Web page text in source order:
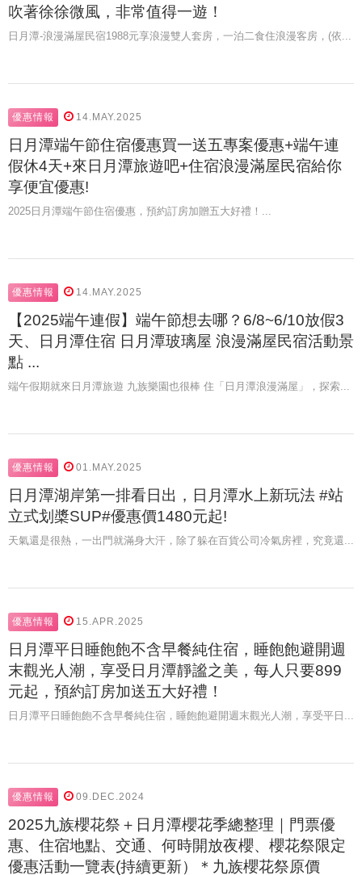
吹著徐徐微風，非常值得一遊！
日月潭-浪漫滿屋民宿1988元享浪漫雙人套房，一泊二食住浪漫客房，(依...
優惠情報 14.MAY.2025
日月潭端午節住宿優惠買一送五專案優惠+端午連
假休4天+來日月潭旅遊吧+住宿浪漫滿屋民宿給你
享便宜優惠!
2025日月潭端午節住宿優惠，預約訂房加贈五大好禮！...
優惠情報 14.MAY.2025
【2025端午連假】端午節想去哪？6/8~6/10放假3
天、日月潭住宿 日月潭玻璃屋 浪漫滿屋民宿活動景
點 ...
端午假期就來日月潭旅遊 九族樂園也很棒 住「日月潭浪漫滿屋」，探索...
優惠情報 01.MAY.2025
日月潭湖岸第一排看日出，日月潭水上新玩法 #站
立式划槳SUP#優惠價1480元起!
天氣還是很熱，一出門就滿身大汗，除了躲在百貨公司冷氣房裡，究竟還...
優惠情報 15.APR.2025
日月潭平日睡飽飽不含早餐純住宿，睡飽飽避開週
末觀光人潮，享受日月潭靜謐之美，每人只要899
元起，預約訂房加送五大好禮！
日月潭平日睡飽飽不含早餐純住宿，睡飽飽避開週末觀光人潮，享受平日...
優惠情報 09.DEC.2024
2025九族櫻花祭＋日月潭櫻花季總整理｜門票優
惠、住宿地點、交通、何時開放夜櫻、櫻花祭限定
優惠活動一覽表(持續更新）＊九族櫻花祭原價